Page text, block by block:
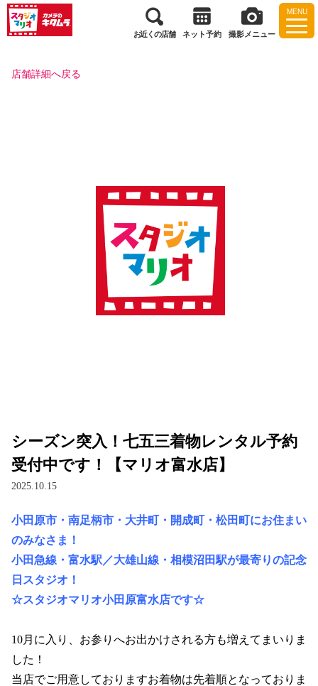
MENU
お近くの店舗 ネット予約 撮影メニュー
店舗詳細へ戻る
シーズン突入！七五三着物レンタル予約
受付中です！【マリオ富水店】
2025.10.15
小田原市・南足柄市・大井町・開成町・松田町にお住まい
のみなさま！
小田急線・富水駅／大雄山線・相模沼田駅が最寄りの記念
日スタジオ！
☆スタジオマリオ小田原富水店です☆
10月に入り、お参りへお出かけされる方も増えてまいりま
した！
当店でご用意しておりますお着物は先着順となっておりま